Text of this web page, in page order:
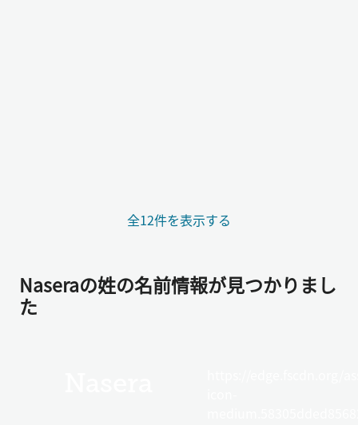
全12件を表示する
Naseraの姓の名前情報が見つかりまし
た